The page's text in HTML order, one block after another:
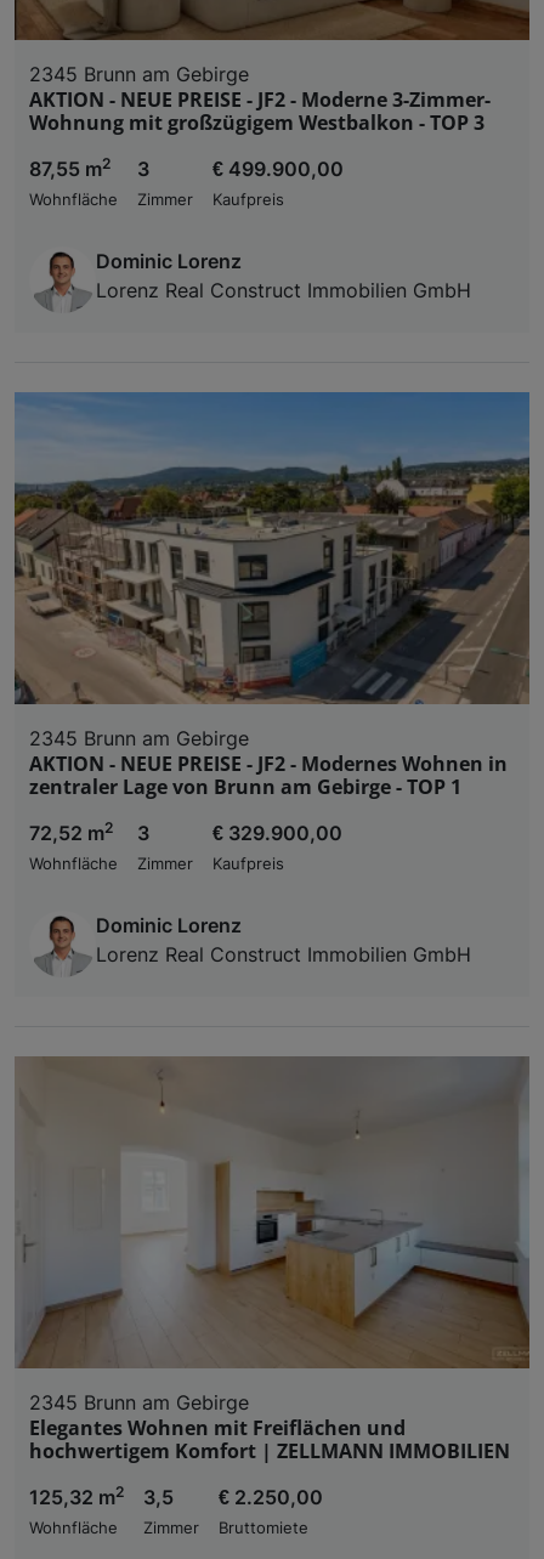
2345 Brunn am Gebirge
AKTION - NEUE PREISE - JF2 - Moderne 3-Zimmer-
Wohnung mit großzügigem Westbalkon - TOP 3
87,55 m2
Wohnfläche
3
Zimmer
€ 499.900,00
Kaufpreis
Dominic Lorenz
Lorenz Real Construct Immobilien GmbH
2345 Brunn am Gebirge
AKTION - NEUE PREISE - JF2 - Modernes Wohnen in
zentraler Lage von Brunn am Gebirge - TOP 1
72,52 m2
Wohnfläche
3
Zimmer
€ 329.900,00
Kaufpreis
Dominic Lorenz
Lorenz Real Construct Immobilien GmbH
2345 Brunn am Gebirge
Elegantes Wohnen mit Freiflächen und
hochwertigem Komfort | ZELLMANN IMMOBILIEN
125,32 m2
Wohnfläche
3,5
Zimmer
€ 2.250,00
Bruttomiete